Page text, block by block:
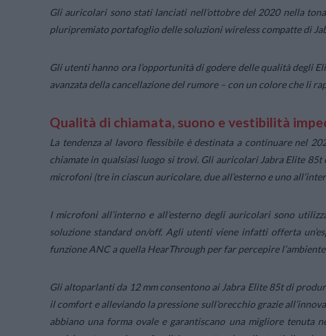
Gli auricolari sono stati lanciati nell’ottobre del 2020 nella
pluripremiato portafoglio delle soluzioni wireless compatte di
Gli utenti hanno ora l’opportunità di godere delle qualità degli
avanzata della cancellazione del rumore – con un colore che li
Qualità di chiamata, suono e vestibilità
La tendenza al lavoro flessibile è destinata a continuare nel
chiamate in qualsiasi luogo si trovi. Gli auricolari Jabra Elite
microfoni (tre in ciascun auricolare, due all’esterno e uno
I microfoni all’interno e all’esterno degli auricolari sono
soluzione standard on/off. Agli utenti viene infatti offerta
funzione ANC a quella HearThrough per far percepire
Gli altoparlanti da 12 mm consentono ai Jabra Elite 85t di
il comfort e alleviando la pressione sull’orecchio grazie
abbiano una forma ovale e garantiscano una migliore tenuta